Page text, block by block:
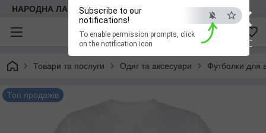
×
ESC
Subscribe to our
notifications!
To enable permission prompts, click
on the notification icon
НАРОДНА ЛАВКА
Товари та послуги Одяг та аксесуари Футболки для
Топ продажів